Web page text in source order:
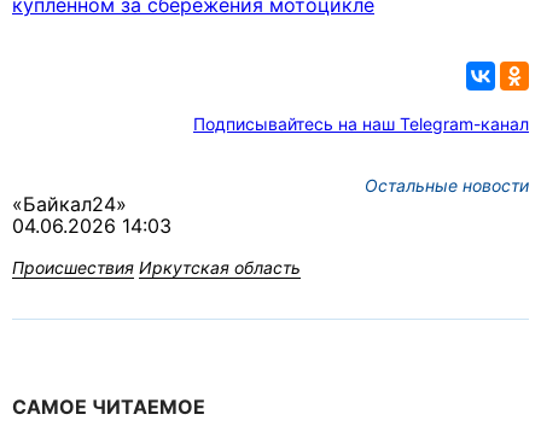
купленном за сбережения мотоцикле
Подписывайтесь на наш Telegram-канал
Остальные новости
«Байкал24»
04.06.2026 14:03
Происшествия Иркутская область
САМОЕ ЧИТАЕМОЕ